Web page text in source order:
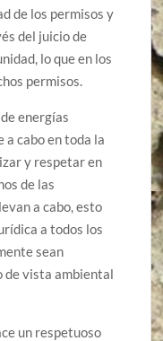
de los permisos y
del juicio de
lo que en los
permisos.
energías
cabo en toda la
y respetar en
de las
a cabo, esto
a todos los
sean
de vista ambiental
un respetuoso